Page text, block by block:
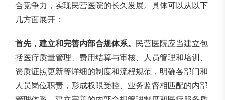
合竞争力，实现民营医院的长久发展。具体可以从以下
几方面展开：
首先，建立和完善内部合规体系。
民营医院应当建立包
括医疗质量管理、费用结算与审核、人员管理和培训、
资质证照更新等详细的制度和流程规范，明确各部门和
人员岗位职责，形成权限受控、业务监督相匹配的内部